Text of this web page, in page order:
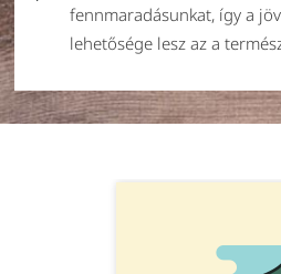
fennmaradásunkat, így a
lehetősége lesz az a